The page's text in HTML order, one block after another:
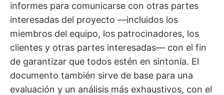
informes para comunicarse con otras partes
interesadas del proyecto —incluidos los
miembros del equipo, los patrocinadores, los
clientes y otras partes interesadas— con el fin
de garantizar que todos estén en sintonía. El
documento también sirve de base para una
evaluación y un análisis más exhaustivos, con el